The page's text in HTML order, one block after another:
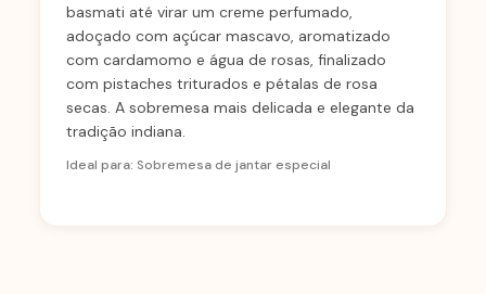
basmati até virar um creme perfumado,
adoçado com açúcar mascavo, aromatizado
com cardamomo e água de rosas, finalizado
com pistaches triturados e pétalas de rosa
secas. A sobremesa mais delicada e elegante da
tradição indiana.
Ideal para: Sobremesa de jantar especial